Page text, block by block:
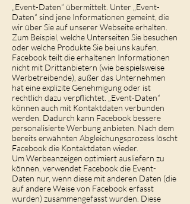
„Event-Daten“ übermittelt. Unter „Event-
Daten“ sind jene Informationen gemeint, die
wir über Sie auf unserer Webseite erhalten.
Zum Beispiel, welche Unterseiten Sie besuchen
oder welche Produkte Sie bei uns kaufen.
Facebook teilt die erhaltenen Informationen
nicht mit Drittanbietern (wie beispielsweise
Werbetreibende), außer das Unternehmen
hat eine explizite Genehmigung oder ist
rechtlich dazu verpflichtet. „Event-Daten“
können auch mit Kontaktdaten verbunden
werden. Dadurch kann Facebook bessere
personalisierte Werbung anbieten. Nach dem
bereits erwähnten Abgleichungsprozess löscht
Facebook die Kontaktdaten wieder.
Um Werbeanzeigen optimiert ausliefern zu
können, verwendet Facebook die Event-
Daten nur, wenn diese mit anderen Daten (die
auf andere Weise von Facebook erfasst
wurden) zusammengefasst wurden. Diese